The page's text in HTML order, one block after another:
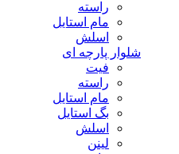
راسته
مام استایل
اسلش
شلوار پارچه ای
فیت
راسته
مام استایل
بگ استایل
اسلش
لینن